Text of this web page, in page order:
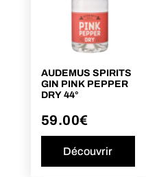
AUDEMUS SPIRITS
GIN PINK PEPPER
DRY 44°
59.00€
Découvrir